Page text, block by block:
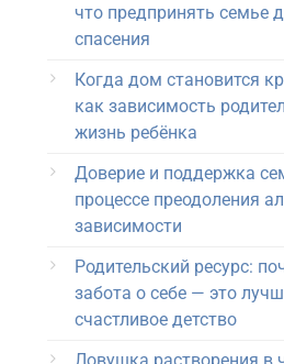
что предпринять семье
спасения
Когда дом становится
как зависимость
жизнь ребёнка
Доверие и поддержка
процессе преодоления
зависимости
Родительский ресурс:
забота о себе — это
счастливое детство